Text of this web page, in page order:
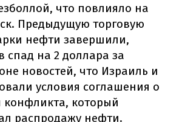
что повлияло на
Предыдущую торговую
нефти завершили,
спад на 2 доллара за
новостей, что Израиль и
условия соглашения о
который
распродажу нефти.